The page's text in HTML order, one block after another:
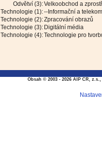
Odvětví (3):Velkoobchod a
Technologie (1):--Informační a
Technologie (2):Zpracování obrazů
Technologie (3): Digitální média
Technologie (4):Technologie pro
Obsah © 2003 - 2026 AIP CR,